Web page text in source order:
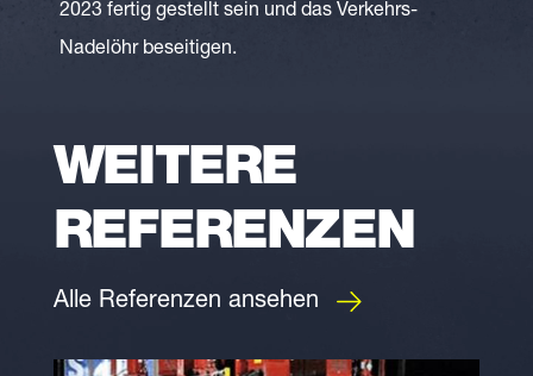
2023 fertig gestellt sein und das Verkehrs-
Nadelöhr beseitigen.
WEITERE
REFERENZEN
Alle Referenzen ansehen